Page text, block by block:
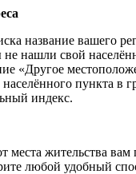
название вашего
нашли свой
«Другое
населённого пункта в
индекс.
места жительства
любой удобный